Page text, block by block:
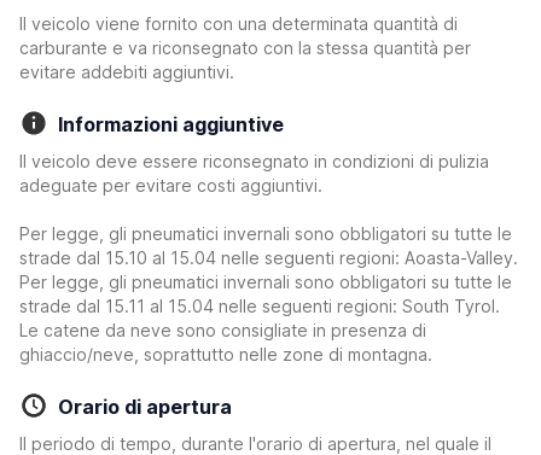
Il veicolo viene fornito con una determinata quantità di
carburante e va riconsegnato con la stessa quantità per
evitare addebiti aggiuntivi.
Informazioni aggiuntive
Il veicolo deve essere riconsegnato in condizioni di pulizia
adeguate per evitare costi aggiuntivi.
Per legge, gli pneumatici invernali sono obbligatori su tutte le
strade dal 15.10 al 15.04 nelle seguenti regioni: Aoasta-Valley.
Per legge, gli pneumatici invernali sono obbligatori su tutte le
strade dal 15.11 al 15.04 nelle seguenti regioni: South Tyrol.
Le catene da neve sono consigliate in presenza di
ghiaccio/neve, soprattutto nelle zone di montagna.
Orario di apertura
Il periodo di tempo, durante l'orario di apertura, nel quale il